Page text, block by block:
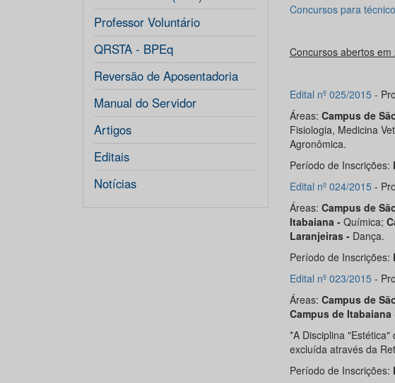
Professor Voluntário
QRSTA - BPEq
Reversão de Aposentadoria
Manual do Servidor
Artigos
Editais
Notícias
Concursos para
Concursos abertos em
Edital nº 025/2015 -
Áreas: Campus de
Fisiologia, Medicina
Agronômica.
Período de Inscrições:
Edital nº 024/2015 -
Áreas: Campus de
Itabaiana - Química;
Laranjeiras - Dança.
Período de Inscrições:
Edital nº 023/2015 -
Áreas: Campus de
Campus de Itabaiana
*A Disciplina
excluída através da
Período de Inscrições: